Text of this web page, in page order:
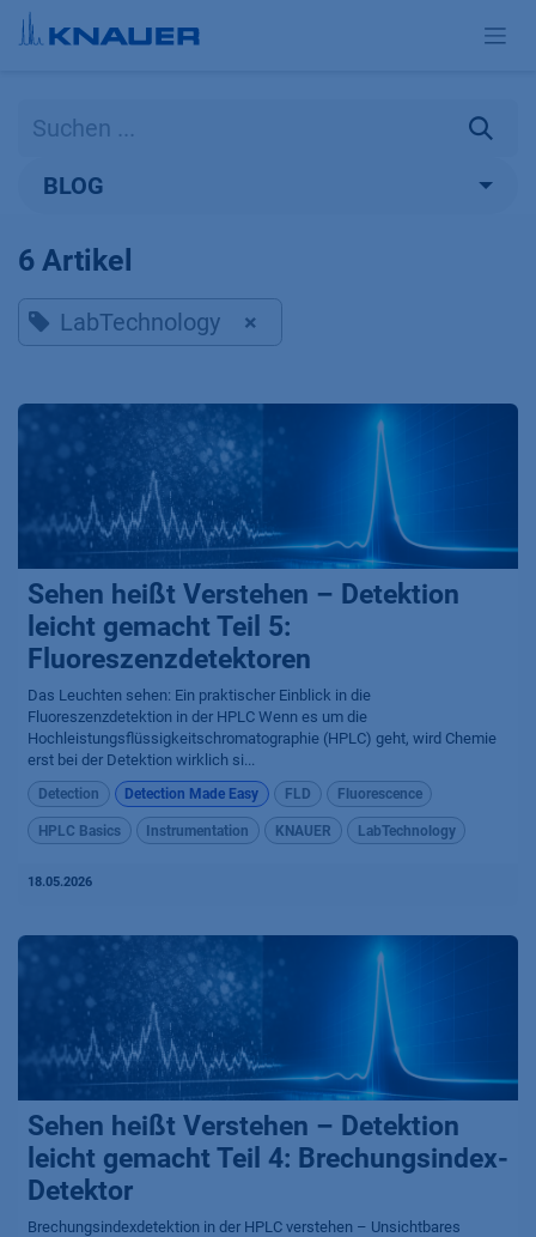
Zum Inhalt springen
BLOG
6 Artikel
LabTechnology ×
Sehen heißt Verstehen – Detektion
leicht gemacht Teil 5:
Fluoreszenzdetektoren
Das Leuchten sehen: Ein praktischer Einblick in die
Fluoreszenzdetektion in der HPLC Wenn es um die
Hochleistungsflüssigkeitschromatographie (HPLC) geht, wird Chemie
erst bei der Detektion wirklich si...
Detection Detection Made Easy FLD Fluorescence
HPLC Basics Instrumentation KNAUER LabTechnology
18.05.2026
Sehen heißt Verstehen – Detektion
leicht gemacht Teil 4: Brechungsindex-
Detektor
Brechungsindexdetektion in der HPLC verstehen – Unsichtbares